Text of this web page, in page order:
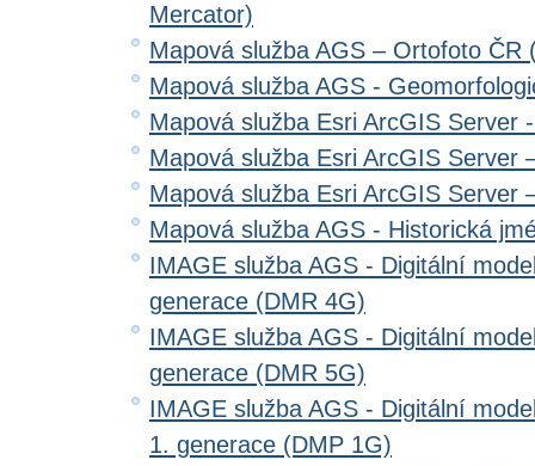
Mercator)
Mapová služba AGS – Ortofoto ČR
Mapová služba AGS -
Mapová služba Esri ArcGIS Server
Mapová služba Esri ArcGIS Server
Mapová služba Esri ArcGIS Server
Mapová služba AGS - Historická
IMAGE služba AGS - Digitální
generace (DMR 4G)
IMAGE služba AGS - Digitální
generace (DMR 5G)
IMAGE služba AGS - Digitální
1. generace (DMP 1G)